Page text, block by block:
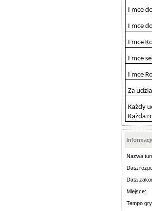
I mce
I mce
I mce
I mce
I mce
Za
Każdy
Każda
Nazwa
Data
Data
Miejsce:
Tempo